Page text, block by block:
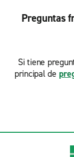
Preguntas
Si tiene
principal de